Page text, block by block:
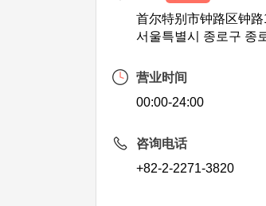
首尔特别市钟路区钟
서울특별시 종로구 종
营业时间
00:00-24:00
咨询电话
+82-2-2271-3820